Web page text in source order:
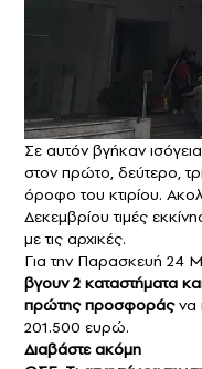
Σε αυτόν βγήκαν
στον πρώτο, δεύτερο,
όροφο του κτιρίου.
Δεκεμβρίου τιμές
με τις αρχικές.
Για την Παρασκευή 24
βγουν 2 καταστήματα
πρώτης προσφοράςνα
201.500 ευρώ.
Διαβάστε ακόμη